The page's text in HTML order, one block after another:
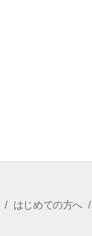
/ はじめての方へ/